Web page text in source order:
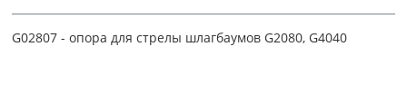
G02807 - опора для стрелы шлагбаумов G2080, G4040